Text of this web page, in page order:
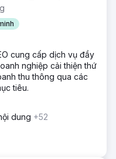
cung cấp dịch vụ đầy
nghiệp cải thiện thứ
thu thông qua các
tiêu.
dung +52